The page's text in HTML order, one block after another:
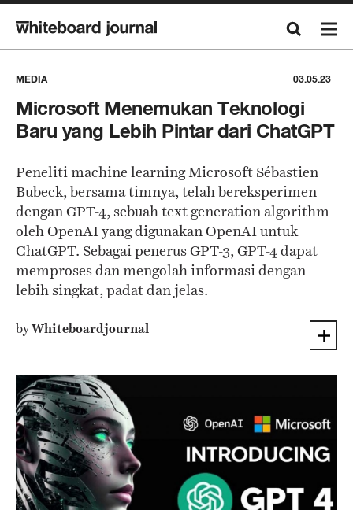
MEDIA 03.05.23
Microsoft Menemukan Teknologi
Baru yang Lebih Pintar dari ChatGPT
Peneliti machine learning Microsoft Sébastien
Bubeck, bersama timnya, telah bereksperimen
dengan GPT-4, sebuah text generation algorithm
oleh OpenAI yang digunakan OpenAI untuk
ChatGPT. Sebagai penerus GPT-3, GPT-4 dapat
memproses dan mengolah informasi dengan
lebih singkat, padat dan jelas.
byWhiteboardjournal